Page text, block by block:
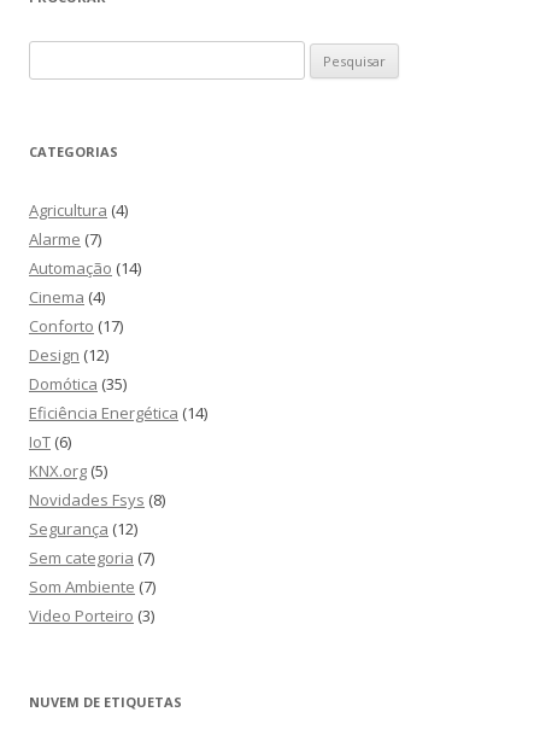
por:
CATEGORIAS
Agricultura (4)
Alarme (7)
Automação (14)
Cinema (4)
Conforto (17)
Design (12)
Domótica (35)
Eficiência Energética (14)
IoT (6)
KNX.org (5)
Novidades Fsys (8)
Segurança (12)
Sem categoria (7)
Som Ambiente (7)
Video Porteiro (3)
NUVEM DE ETIQUETAS